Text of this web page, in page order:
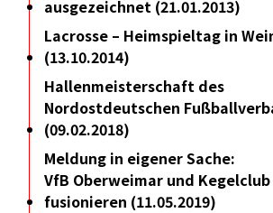
ausgezeichnet (21.01.2013)
Lacrosse – Heimspieltag in
(13.10.2014)
Hallenmeisterschaft des
Nordostdeutschen
(09.02.2018)
Meldung in eigener Sache:
VfB Oberweimar und
fusionieren (11.05.2019)